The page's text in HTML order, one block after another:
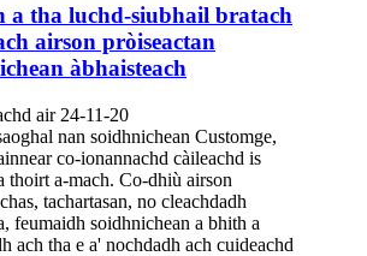
a tha luchd-siubhail bratach
airson pròiseactan
àbhaisteach
air 24-11-20
nan soidhnichean Customge,
co-ionannachd càileachd is
thoirt a-mach. Co-dhiù airson
tachartasan, no cleachdadh
feumaidh soidhnichean a bhith a
ach tha e a' nochdadh ach cuideachd